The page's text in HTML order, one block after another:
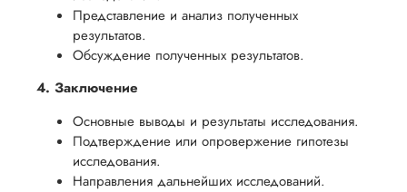
Представление и анализ полученных
результатов.
Обсуждение полученных результатов.
4. Заключение
Основные выводы и результаты исследования.
Подтверждение или опровержение гипотезы
исследования.
Направления дальнейших исследований.